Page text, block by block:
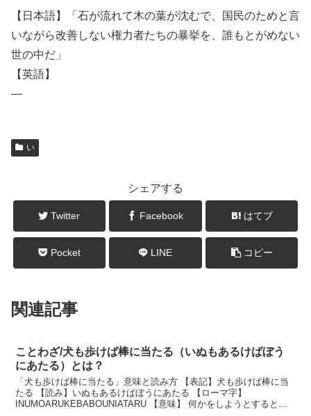
【日本語】「石が流れて木の葉が沈むで、国民のためと言
いながら改善しない権力者たちの暴挙を、誰もとがめない
世の中だ」
【英語】
―
い
シェアする
Twitter Facebook はてブ
Pocket LINE コピー
関連記事
ことわざ/犬も歩けば棒に当たる（いぬもあるけばぼう
にあたる）とは？
「犬も歩けば棒に当たる」意味と読み方 【表記】犬も歩けば棒に当
たる 【読み】いぬもあるけばぼうにあたる 【ローマ字】
INUMOARUKEBABOUNIATARU 【意味】 何かをしようとすると、